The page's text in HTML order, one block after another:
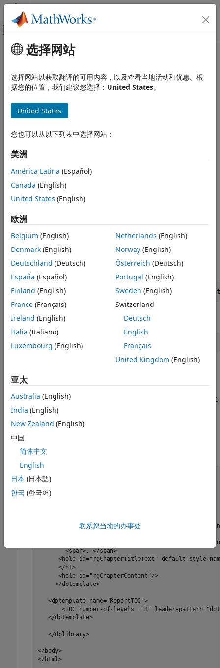
跳到内容
画布外导航菜单切换
文档主页
MATLAB Report Generator
内容生成
报告生成器开发
PDF 和 HTML 文档的部件和空位
本页内容
在报告程序中使用文档部件模板
另请参阅
主要内容
本页采用了机器翻译。点击此处可查看英文原文。
PDF 和 HTML 文档的部件和空位
以下示例演示如何：
插入目录文档部件。
本示例使用 PDF 模板和报告。但是，您可以对 HTML 报告使用相
同的过程。在整个示例中将文档类型信息替换为相应的 HTML 信
将模板添加到 PDF 文档部件库
在此示例中，从默认的 PDF 模板包开始。
创建默认模板包的副本。
mlreportgen.dom.Document.createTemplate(
解压模板包。
unzipTemplate( "myPDFtemplate.pdftx"
dplibrary元素定义文档部件库。
元素定义每个文
档部件模板。本文档部件库有两个文档部件模板：
rgChapter ，定义章的部件模板
ReportTOC
<html>
<body>
   <dplibrary>
<hole id="rgChapterTitlePrefix" default-style-
<hole id="rgChapterTitleNumber" default-style-
        <span>. </span>
<hole id="rgChapterTitleText" default-style-
      </h1>
      <hole id="rgChapterContent"/>
     </dptemplate>
   <dptemplate name="ReportTOC">
<TOC number-of-levels ="3" leader-
   </dptemplate>
   </dplibrary>
</body>
</html>
选择网站
选择网站以获取翻译的可用内容，以及查看当地活动和优惠。根
据您的位置，我们建议您选择： United States。
United States
您也可以从以下列表中选择网站：
美洲
América Latina (Español)
Canada (English)
United States (English)
欧洲
Belgium (English)
Denmark (English)
Deutschland (Deutsch)
España (Español)
Finland (English)
France (Français)
Ireland (English)
Italia (Italiano)
Luxembourg (English)
Netherlands (English)
Norway(English)
Österreich (Deutsch)
Portugal (English)
Sweden (English)
Switzerland
Deutsch
English
Français
United Kingdom (English)
亚太
Australia (English)
India (English)
New Zealand (English)
中国
简体中文
English
日本 (日本語)
한국 (한국어)
联系您当地的办事处